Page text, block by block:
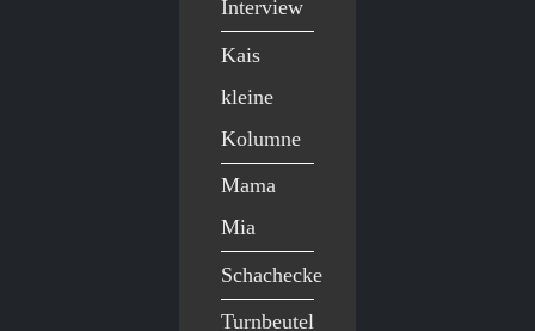
Interview
Kais
kleine
Kolumne
Mama
Mia
Schachecke
Turnbeutel